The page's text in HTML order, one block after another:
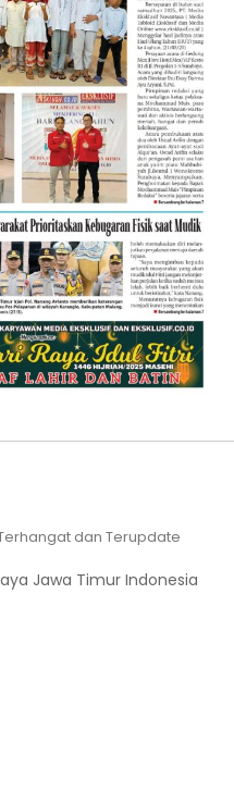
dan Terupdate
Jawa Timur Indonesia